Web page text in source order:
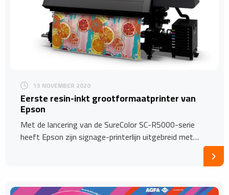
13 NOVEMBER 2020
Eerste resin-inkt grootformaatprinter van
Epson
Met de lancering van de SureColor SC-R5000-serie
heeft Epson zijn signage-printerlijn uitgebreid met…